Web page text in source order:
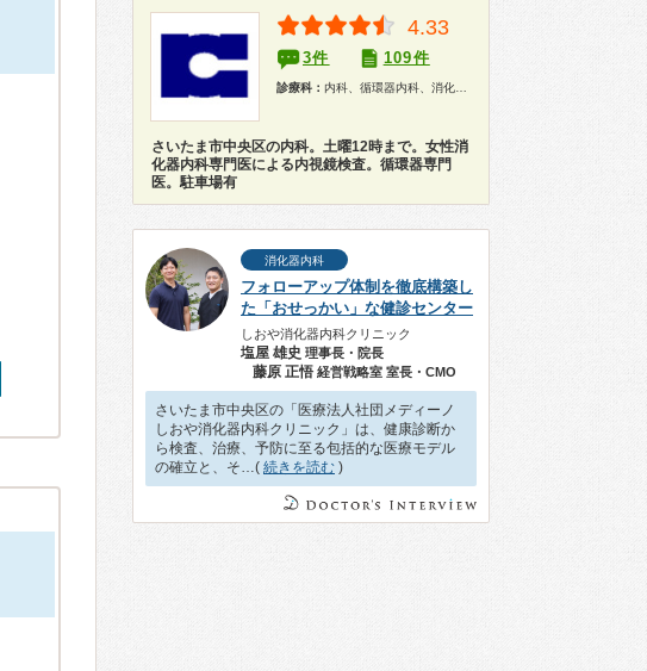
4.33
3件 109件
診療科： 内科、循環器内科、消化器内科、胃腸科、内視鏡、健康診断、在宅医療
さいたま市中央区の内科。土曜12時まで。女性消
化器内科専門医による内視鏡検査。循環器専門
医。駐車場有
消化器内科
フォローアップ体制を徹底構築し
た「おせっかい」な健診センター
しおや消化器内科クリニック
塩屋 雄史 理事長・院長
藤原 正悟 経営戦略室 室長・CMO
さいたま市中央区の「医療法人社団メディーノ
しおや消化器内科クリニック」は、健康診断か
ら検査、治療、予防に至る包括的な医療モデル
の確立と、そ…( 続きを読む )